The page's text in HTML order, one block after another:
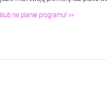
na planie programu! >>